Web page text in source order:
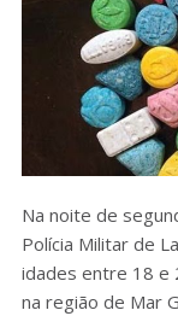
Na noite de
Polícia Militar de
idades entre 18 e
na região de Mar